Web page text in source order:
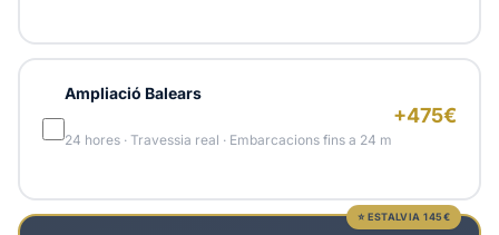
Ampliació Balears
24 hores · Travessia real · Embarcacions fins a 24 m
+475€
⭐ ESTALVIA 145€